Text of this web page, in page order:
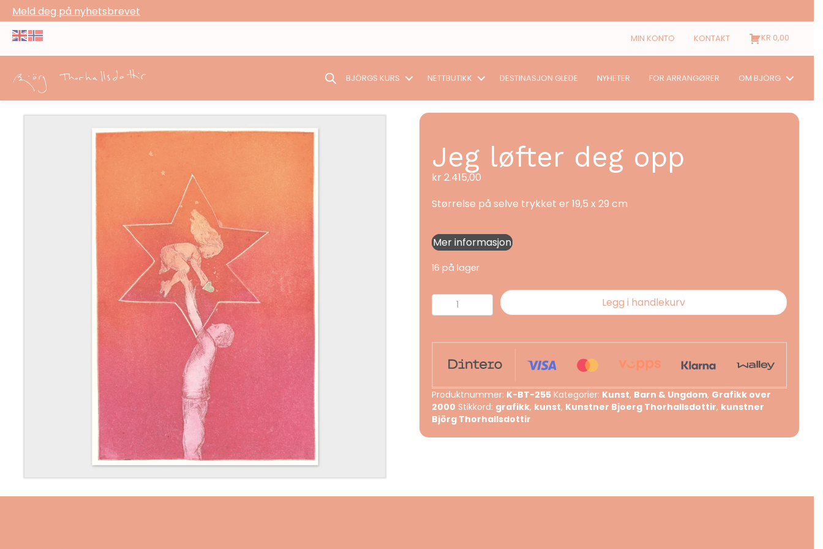
Meld deg på nyhetsbrevet
MIN KONTO KONTAKT KR 0,00
BJÖRGS KURS NETTBUTIKK DESTINASJON GLEDE NYHETER FOR ARRANGØRER OM BJÖRG
Jeg løfter deg opp
kr 2.415,00
Størrelse på selve trykket er 19,5 x 29 cm
Mer informasjon
16 på lager
Jeg
løfter
opp
antall
Legg i handlekurv
Produktnummer: K-BT-255 Kategorier: Kunst, Barn & Ungdom, Grafikk over
2000 Stikkord: grafikk, kunst, Kunstner Bjoerg Thorhallsdottir, kunstner
Björg Thorhallsdottir